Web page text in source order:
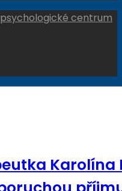
- psychologické centrum
Karolína